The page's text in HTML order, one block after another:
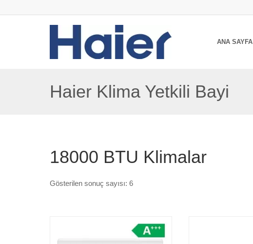
ANA SAYFA
Haier Klima Yetkili Bayi
18000 BTU Klimalar
Gösterilen sonuç sayısı: 6